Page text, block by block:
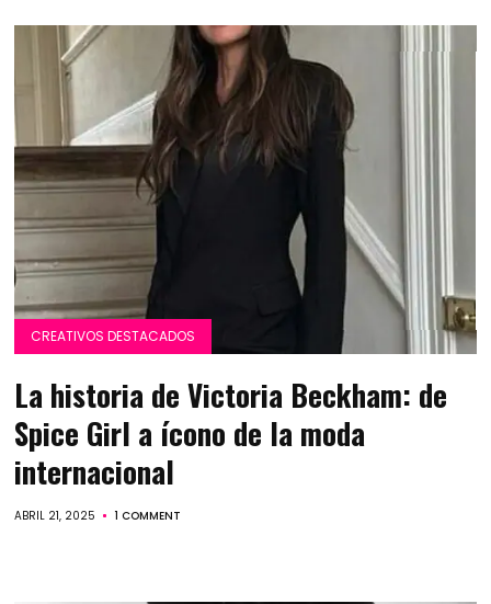
CREATIVOS DESTACADOS
La historia de Victoria Beckham: de
Spice Girl a ícono de la moda
internacional
ABRIL 21, 2025 1 COMMENT